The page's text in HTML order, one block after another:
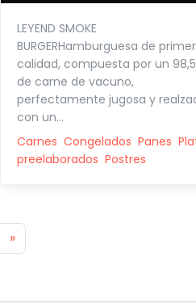
LEYEND SMOKE
BURGERHamburguesa de
calidad, compuesta por un
de carne de vacuno,
perfectamente jugosa y
con un...
Carnes Congelados Panes
preelaborados Postres
»Next